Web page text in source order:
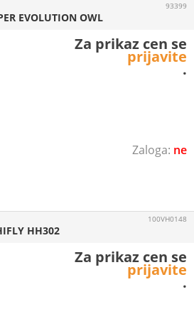
ne
EVOLUTION OWL
93399
Za prikaz cen se
prijavite
.
HH302
100VH0148
Za prikaz cen se
prijavite
.